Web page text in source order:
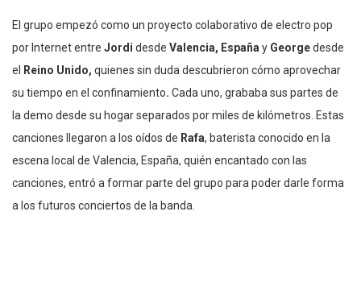
El grupo empezó como un proyecto colaborativo de electro pop
por Internet entre Jordi desde Valencia, España y Georgedesde
el
Reino Unido, quienes sin duda descubrieron cómo aprovechar
su tiempo en el confinamiento. Cada uno, grababa sus partes de
la demo desde su hogar separados por miles de kilómetros. Estas
canciones llegaron a los oídos de Rafa, baterista conocido en la
escena local de Valencia, España, quién encantado con las
canciones, entró a formar parte del grupo para poder darle forma
a los futuros conciertos de la banda.